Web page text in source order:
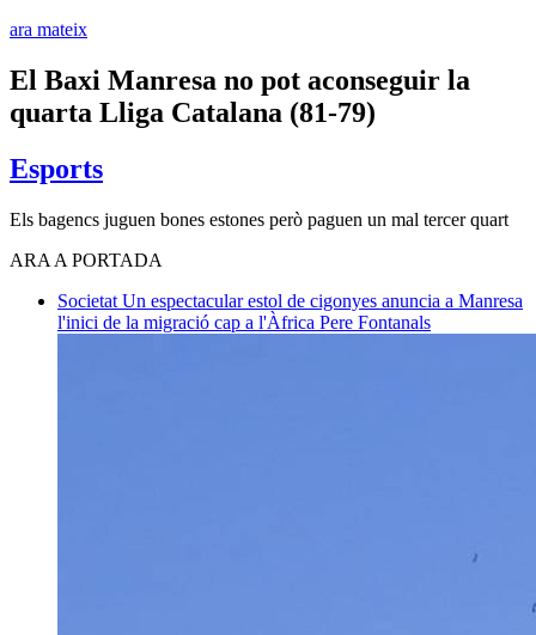
ara mateix
El Baxi Manresa no pot aconseguir la
quarta Lliga Catalana (81-79)
Esports
Els bagencs juguen bones estones però paguen un mal tercer quart
ARA A PORTADA
Societat Un espectacular estol de cigonyes anuncia a Manresa
l'inici de la migració cap a l'Àfrica Pere Fontanals